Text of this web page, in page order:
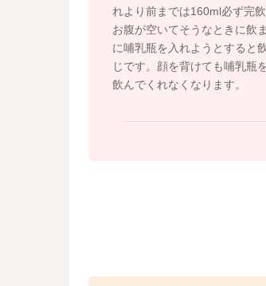
れより前までは160ml必ず完
お腹が空いてそうなときに飲
に哺乳瓶を入れようとすると
じです。顔を背けても哺乳瓶
飲んでくれなくなります。